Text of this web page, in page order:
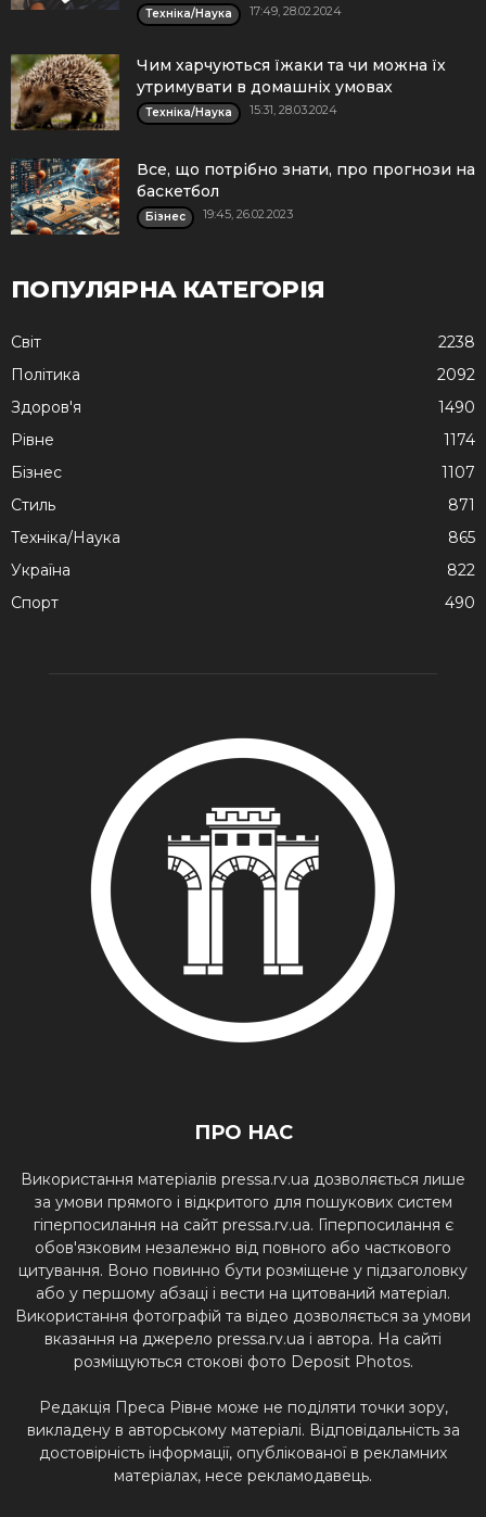
Техніка/Наука 17:49, 28.02.2024
Чим харчуються їжаки та чи можна їх
утримувати в домашніх умовах
Техніка/Наука 15:31, 28.03.2024
Все, що потрібно знати, про прогнози на
баскетбол
Бізнес 19:45, 26.02.2023
ПОПУЛЯРНА КАТЕГОРІЯ
Cвіт
2238
Політика
2092
Здоров'я
1490
Рівне
1174
Бізнес
1107
Стиль
871
Техніка/Наука
865
Україна
822
Спорт
490
ПРО НАС
Використання матеріалів pressa.rv.ua дозволяється лише
за умови прямого і відкритого для пошукових систем
гіперпосилання на сайт pressa.rv.ua. Гіперпосилання є
обов'язковим незалежно від повного або часткового
цитування. Воно повинно бути розміщене у підзаголовку
або у першому абзаці і вести на цитований матеріал.
Використання фотографій та відео дозволяється за умови
вказання на джерело pressa.rv.ua і автора. На сайті
розміщуються стокові фото Deposit Photos.
Редакція Преса Рівне може не поділяти точки зору,
викладену в авторському матеріалі. Відповідальність за
достовірність інформації, опублікованої в рекламних
матеріалах, несе рекламодавець.